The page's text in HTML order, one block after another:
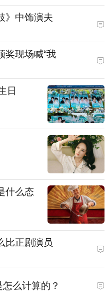
》中饰演夫
奖现场喊“我
日
什么态
比正剧演员
么计算的？